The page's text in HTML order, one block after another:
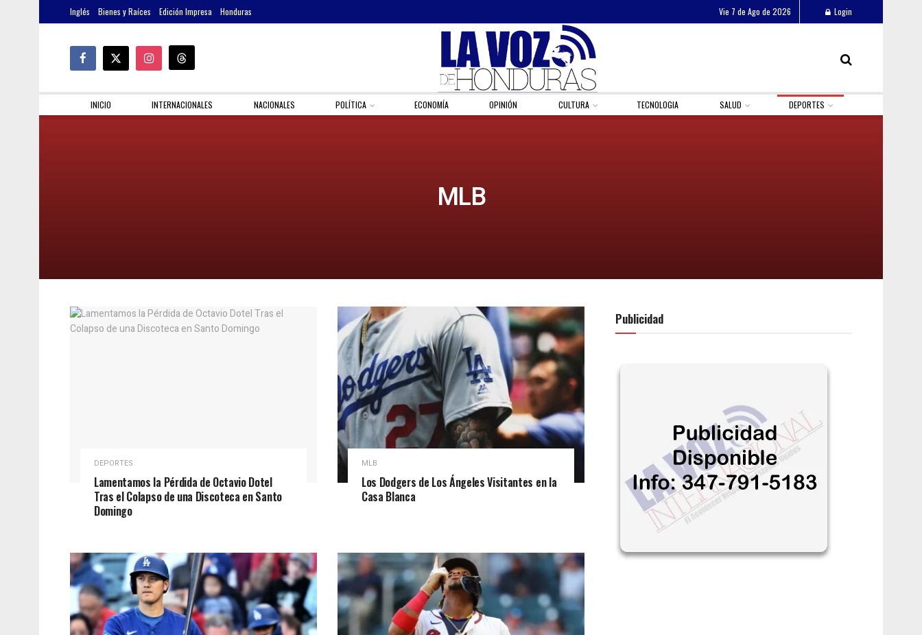
Inglés Bienes y Raíces Edición Impresa Honduras Vie 7 de Ago de 2026 Login
INICIO INTERNACIONALES NACIONALES POLÍTICA ECONOMÍA OPINIÓN CULTURA TECNOLOGIA SALUD DEPORTES
MLB
DEPORTES
Lamentamos la Pérdida de Octavio Dotel
Tras el Colapso de una Discoteca en Santo
Domingo
MLB
Los Dodgers de Los Ángeles Visitantes en la
Casa Blanca
Publicidad